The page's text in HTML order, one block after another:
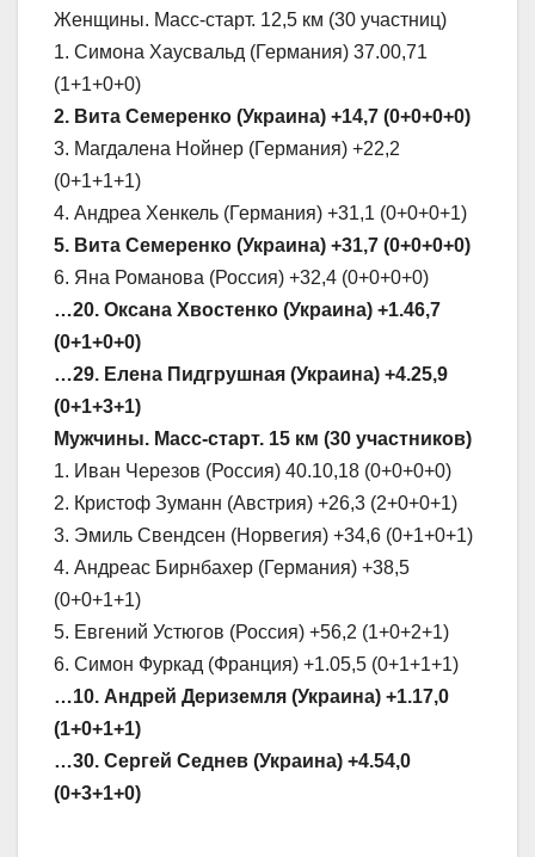
Женщины. Масс-старт. 12,5 км (30 участниц)
1. Симона Хаусвальд (Германия) 37.00,71
(1+1+0+0)
2. Вита Семеренко (Украина) +14,7 (0+0+0+0)
3. Магдалена Нойнер (Германия) +22,2
(0+1+1+1)
4. Андреа Хенкель (Германия) +31,1 (0+0+0+1)
5. Вита Семеренко (Украина) +31,7 (0+0+0+0)
6. Яна Романова (Россия) +32,4 (0+0+0+0)
…20. Оксана Хвостенко (Украина) +1.46,7
(0+1+0+0)
…29. Елена Пидгрушная (Украина) +4.25,9
(0+1+3+1)
Мужчины. Масс-старт. 15 км (30 участников)
1. Иван Черезов (Россия) 40.10,18 (0+0+0+0)
2. Кристоф Зуманн (Австрия) +26,3 (2+0+0+1)
3. Эмиль Свендсен (Норвегия) +34,6 (0+1+0+1)
4. Андреас Бирнбахер (Германия) +38,5
(0+0+1+1)
5. Евгений Устюгов (Россия) +56,2 (1+0+2+1)
6. Симон Фуркад (Франция) +1.05,5 (0+1+1+1)
…10. Андрей Дериземля (Украина) +1.17,0
(1+0+1+1)
…30. Сергей Седнев (Украина) +4.54,0
(0+3+1+0)